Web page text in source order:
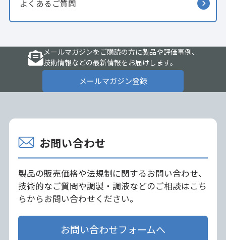
よくあるご質問
メールマガジンをご購読の方に製品や評価事例、
技術情報などの最新情報をお届けします。
メールマガジン登録
お問い合わせ
製品の販売価格や法規制に関するお問い合わせ、
技術的なご質問や調製・調液などのご相談はこち
らからお問い合わせください。
お問い合わせフォームへ